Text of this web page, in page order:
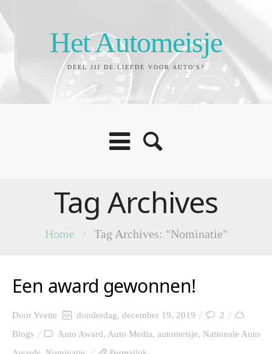
Het Automeisje
DEEL JIJ DE LIEFDE VOOR AUTO'S?
Tag Archives
Home / Tag Archives: "Nominatie"
Een award gewonnen!
DoorYvette donderdag, december 19, 2019
2
Blogs
Auto Award, Auto Media, automeisje, Nationale Auto